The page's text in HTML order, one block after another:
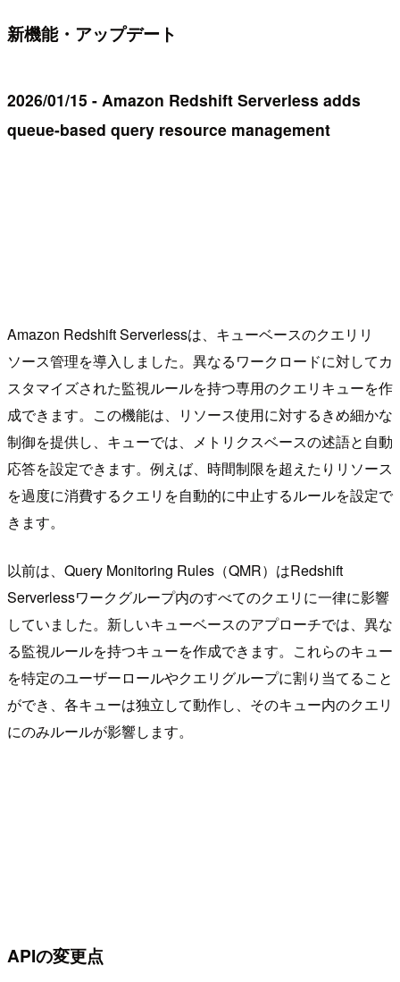
新機能・アップデート
2026/01/15 - Amazon Redshift Serverless adds
queue-based query resource management
Amazon Redshift Serverlessは、キューベースのクエリリ
ソース管理を導入しました。異なるワークロードに対してカ
スタマイズされた監視ルールを持つ専用のクエリキューを作
成できます。この機能は、リソース使用に対するきめ細かな
制御を提供し、キューでは、メトリクスベースの述語と自動
応答を設定できます。例えば、時間制限を超えたりリソース
を過度に消費するクエリを自動的に中止するルールを設定で
きます。
以前は、Query Monitoring Rules（QMR）はRedshift
Serverlessワークグループ内のすべてのクエリに一律に影響
していました。新しいキューベースのアプローチでは、異な
る監視ルールを持つキューを作成できます。これらのキュー
を特定のユーザーロールやクエリグループに割り当てること
ができ、各キューは独立して動作し、そのキュー内のクエリ
にのみルールが影響します。
APIの変更点